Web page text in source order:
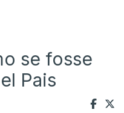
se fosse
Pais